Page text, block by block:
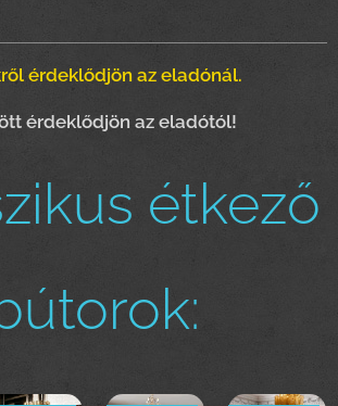
érdeklődjön az eladónál.
érdeklődjön az eladótól!
étkező